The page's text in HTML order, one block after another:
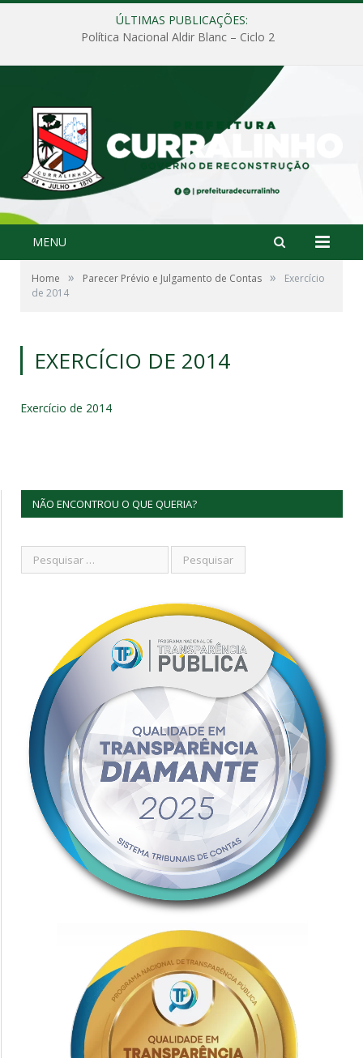
ÚLTIMAS PUBLICAÇÕES:
Política Nacional Aldir Blanc – Ciclo 2
MENU
Home » Parecer Prévio e Julgamento de Contas »
Exercício
de 2014
EXERCÍCIO DE 2014
Exercício de 2014
NÃO ENCONTROU O QUE QUERIA?